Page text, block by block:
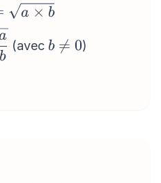
a × b
b
(avec b\neq
b 
= 0)